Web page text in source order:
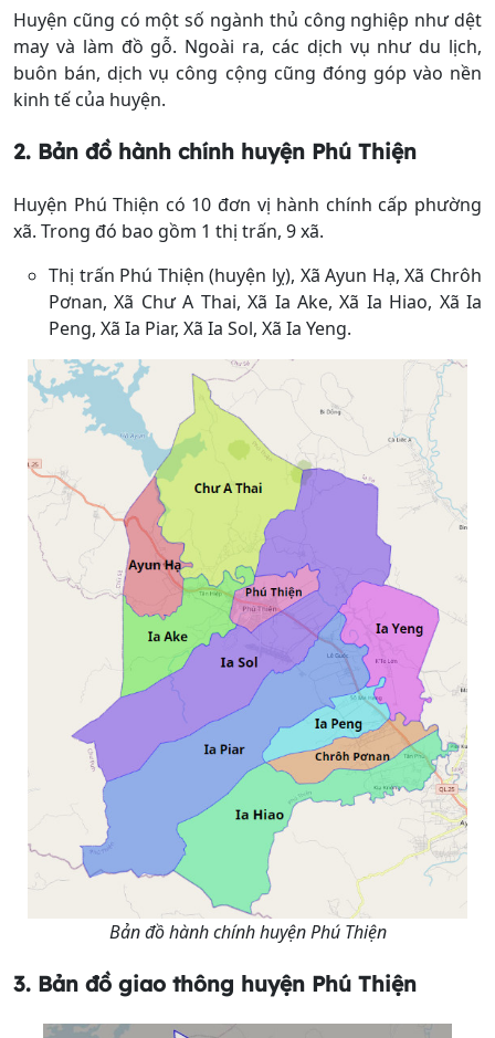
Huyện cũng có một số ngành thủ công nghiệp như dệt
may và làm đồ gỗ. Ngoài ra, các dịch vụ như du lịch,
buôn bán, dịch vụ công cộng cũng đóng góp vào nền
kinh tế của huyện.
2. Bản đồ hành chính huyện Phú Thiện
Huyện Phú Thiện có 10 đơn vị hành chính cấp phường
xã. Trong đó bao gồm 1 thị trấn, 9 xã.
Thị trấn Phú Thiện (huyện lỵ), Xã Ayun Hạ, Xã Chrôh
Pơnan, Xã Chư A Thai, Xã Ia Ake, Xã Ia Hiao, Xã Ia
Peng, Xã Ia Piar, Xã Ia Sol, Xã Ia Yeng.
Bản đồ hành chính huyện Phú Thiện
3. Bản đồ giao thông huyện Phú Thiện